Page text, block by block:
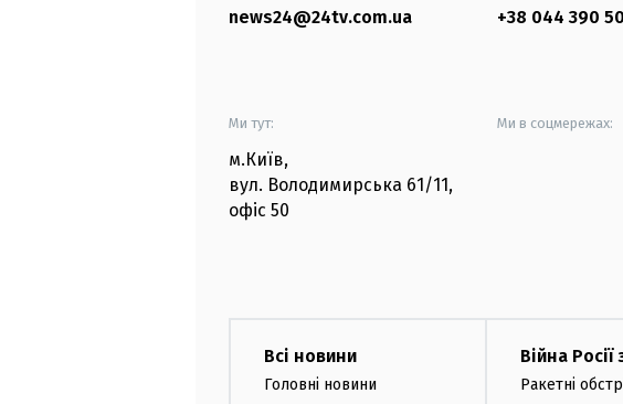
news24@24tv.com.ua +38 044 390
Ми тут:
м.Київ,
вул. Володимирська 61/11,
офіс 50
Ми в соцмережах:
Всі новини
Головні новини
Війна
Ракетні